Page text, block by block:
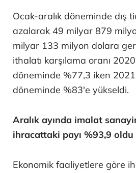
Ocak-aralık döneminde dış
azalarak 49 milyar 879
milyar 133 milyon dolara
ithalatı karşılama oranı
döneminde %77,3 iken 2021
döneminde %83'e yükseldi.
Aralık ayında imalat
ihracattaki payı %93,9 oldu
Ekonomik faaliyetlere göre